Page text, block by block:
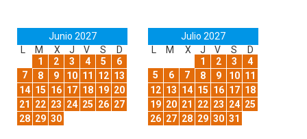
Junio 2027
M X J V S
D
1
2 3 4 5
6
7
8 9 10 11 12 13
14 15 16 17 18 19 20
21
22 23 24 25 26 27
28 29 30
Julio 2027
M X J V S
D
1
2 3
4
5
6 7 8 9 10 11
12 13 14 15 16 17 18
19 20 21 22 23 24 25
26 27 28 29 30 31